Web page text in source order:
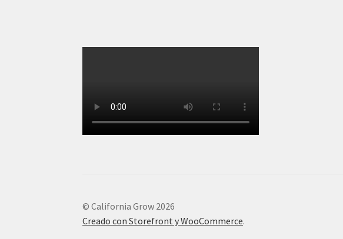
© California Grow 2026
Creado con Storefront y WooCommerce.